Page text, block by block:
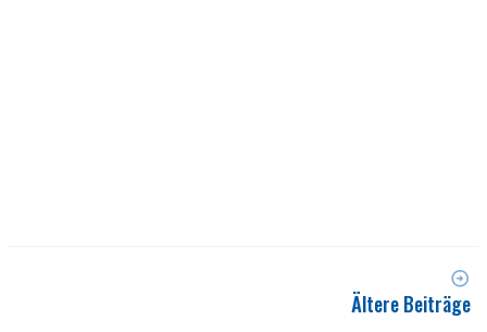
Ältere Beiträge